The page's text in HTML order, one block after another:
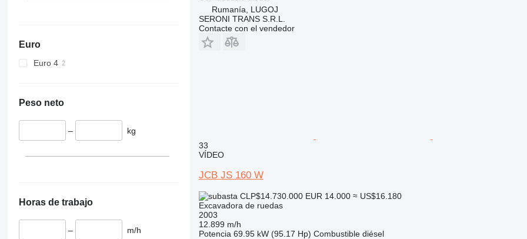
Euro
Euro 4
Peso neto
– kg
Horas de trabajo
– m/h
Rumanía, LUGOJ
SERONI TRANS S.R.L.
Contacte con el vendedor
33
VÍDEO
JCB JS 160 W
CLP$14.730.000 EUR 14.000 ≈ US$16.180
Excavadora de ruedas
2003
12.899 m/h
Potencia 69.95 kW (95.17 Hp) Combustible diésel